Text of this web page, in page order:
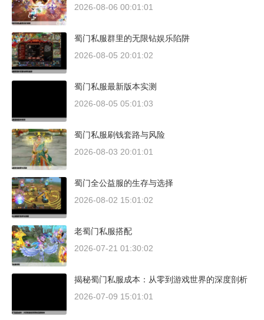
2026-08-06 00:01:01
蜀门私服群里的无限钻娱乐陷阱
2026-08-05 20:01:02
蜀门私服最新版本实测
2026-08-05 05:01:03
蜀门私服刷钱套路与风险
2026-08-03 20:01:01
蜀门全公益服的生存与选择
2026-08-02 15:01:02
老蜀门私服搭配
2026-07-21 01:30:02
揭秘蜀门私服成本：从零到游戏世界的深度剖析
2026-07-09 15:01:01